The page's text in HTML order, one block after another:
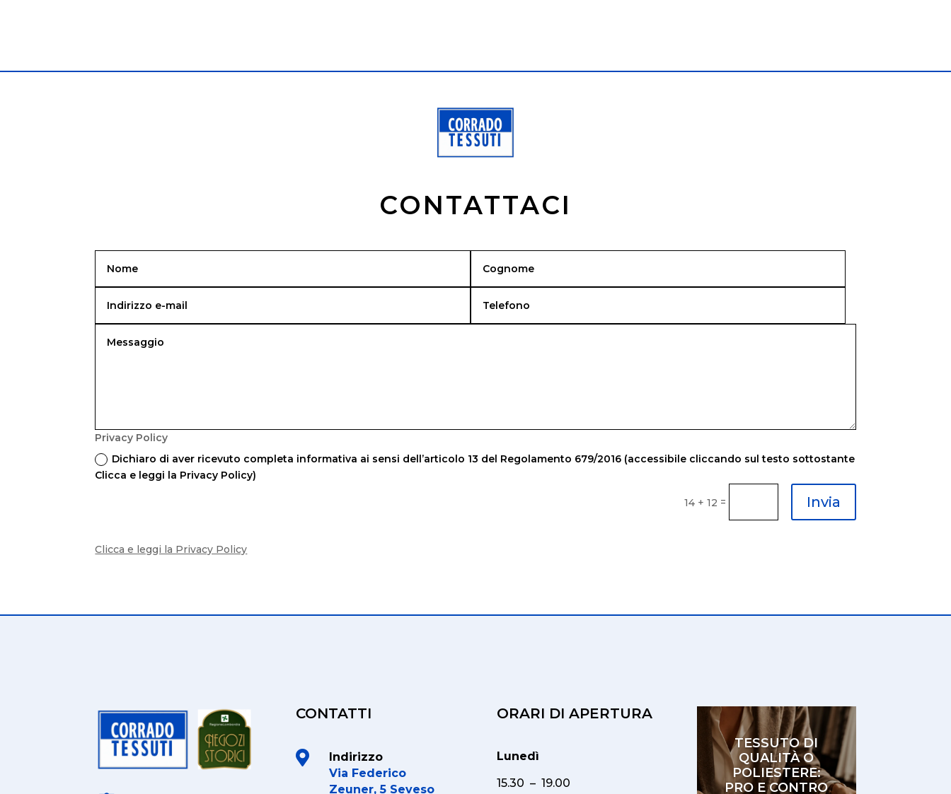
CONTATTACI
Privacy Policy
Dichiaro di aver ricevuto completa informativa ai sensi dell’articolo 13 del Regolamento 679/2016 (accessibile cliccando sul testo sottostante
Clicca e leggi la Privacy Policy)
14 + 12 = Invia
Clicca e leggi la Privacy Policy
CONTATTI

Indirizzo
Via Federico
Zeuner, 5 Seveso
ORARI DI APERTURA
Lunedì
15.30 – 19.00
TESSUTO DI
QUALITÀ O
POLIESTERE:
PRO E CONTRO